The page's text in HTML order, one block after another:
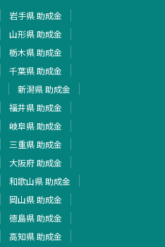
岩手県 助成金
山形県 助成金
栃木県 助成金
千葉県 助成金
新潟県 助成金
福井県 助成金
岐阜県 助成金
三重県 助成金
大阪府 助成金
和歌山県 助成金
岡山県 助成金
徳島県 助成金
高知県 助成金